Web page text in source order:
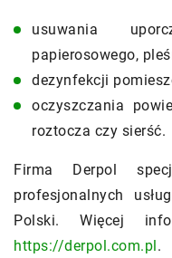
usuwania
papierosowego,
dezynfekcji
oczyszczania
roztocza czy sierść.
Firma Derpol
profesjonalnych
Polski. Więcej
https://derpol.com.pl.